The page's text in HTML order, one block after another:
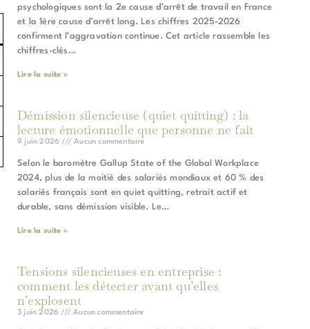
psychologiques sont la 2e cause d’arrêt de travail en France
et la 1ère cause d’arrêt long. Les chiffres 2025-2026
confirment l’aggravation continue. Cet article rassemble les
chiffres-clés…
Lire la suite »
Démission silencieuse (quiet quitting) : la
lecture émotionnelle que personne ne fait
9 juin 2026 Aucun commentaire
Selon le baromètre Gallup State of the Global Workplace
2024, plus de la moitié des salariés mondiaux et 60 % des
salariés français sont en quiet quitting, retrait actif et
durable, sans démission visible. Le…
Lire la suite »
Tensions silencieuses en entreprise :
comment les détecter avant qu’elles
n’explosent
3 juin 2026 Aucun commentaire